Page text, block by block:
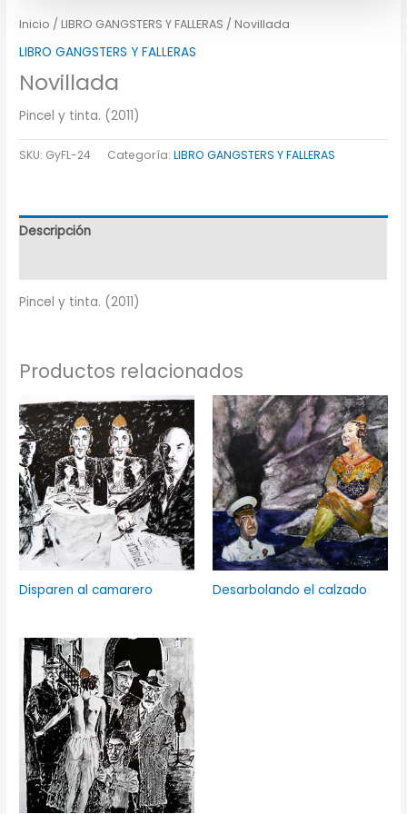
Inicio /LIBRO GANGSTERS Y FALLERAS / Novillada
LIBRO GANGSTERS Y FALLERAS
Novillada
Pincel y tinta. (2011)
SKU: GyFL-24 Categoría:LIBRO GANGSTERS Y FALLERAS
Descripción
Pincel y tinta. (2011)
Productos relacionados
Disparen al camarero Desarbolando el calzado